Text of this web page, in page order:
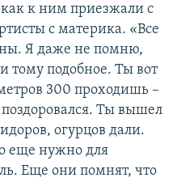
к ним приезжали с
с материка. «Все
Я даже не помню,
тому подобное. Ты вот
300 проходишь –
поздоровался. Ты вышел
огурцов дали.
еще нужно для
Еще они помнят, что